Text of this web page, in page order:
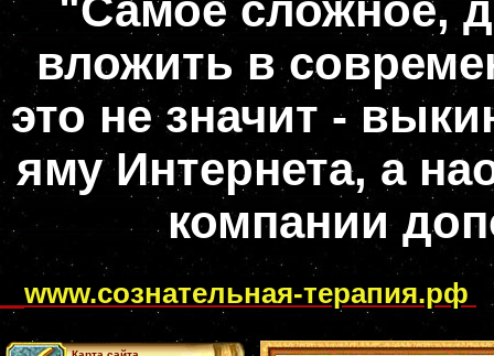
"Самое сложное,
вложить в
это не значит -
яму Интернета, а
компании
www.сознательная-терапия.рф